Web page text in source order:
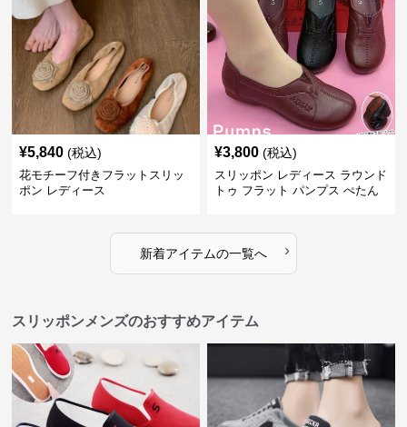
¥5,840 (税込)
花モチーフ付きフラットスリッ
ポン レディース
¥3,800 (税込)
スリッポン レディース ラウンド
トゥ フラット パンプス ぺたん
新着アイテムの一覧へ ›
スリッポンメンズのおすすめアイテム